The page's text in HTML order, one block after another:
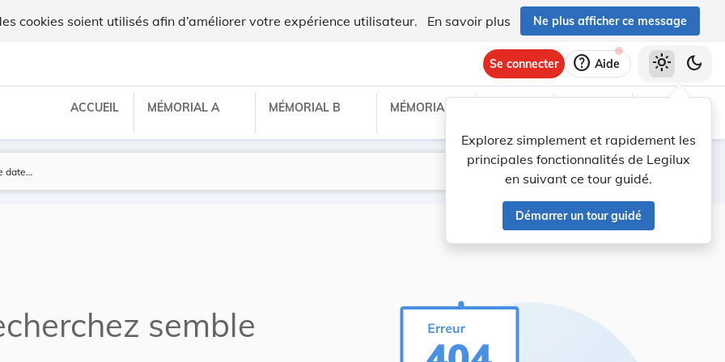
cookies soient utilisés afin d’améliorer votre expérience utilisateur. En savoir plus Ne plus afficher ce message
Se connecter help Aide
Explorez simplement et rapidement les
principales fonctionnalités de Legilux
en suivant ce tour guidé.
Démarrer un tour guidé
light_mode dark_mode
ACCUEIL MÉMORIAL A MÉMORIAL B MÉMORIAL C
Lancer la recherche
Filtres
semble